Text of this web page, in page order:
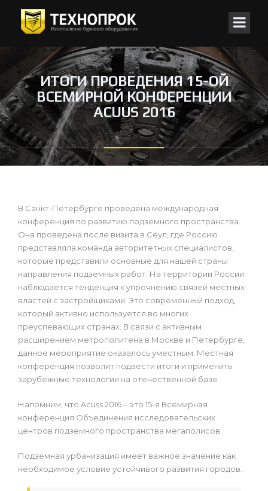
ИТОГИ ПРОВЕДЕНИЯ 15-ОЙ
ВСЕМИРНОЙ КОНФЕРЕНЦИИ
ACUUS 2016
В Санкт-Петербурге проведена международная
конференция по развитию подземного пространства.
Она проведена после визита в Сеул, где Россию
представляла команда авторитетных специалистов,
которые представили основные для нашей страны
направления подземных работ. На территории России
наблюдается тенденция к упрочнению связей местных
властей с застройщиками. Это современный подход,
который активно используется во многих
преуспевающих странах. В связи с активным
расширением метрополитена в Москве и Петербурге,
данное мероприятие оказалось уместным. Местная
конференция позволит подвести итоги и применить
зарубежные технологии на отечественной базе.
Напомним, что Acuss 2016 – это 15-я Всемирная
конференция Объединения исследовательских
центров подземного пространства мегаполисов.
Подземная урбанизация имеет важное значение как
необходимое условие устойчивого развития городов.